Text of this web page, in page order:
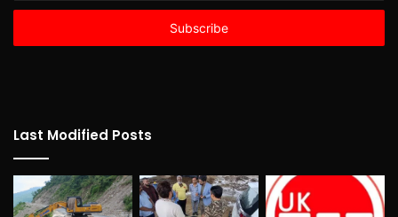
Email
Last Modified Posts